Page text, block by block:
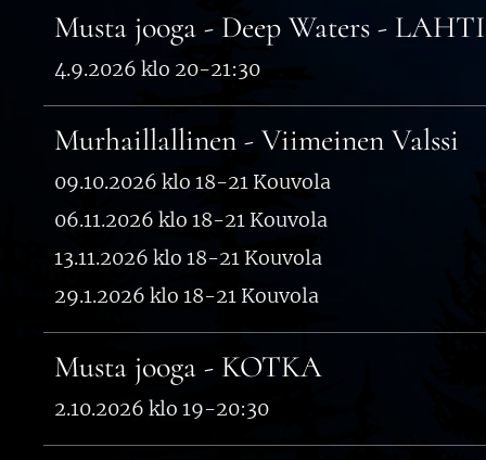
Musta jooga - Deep Waters - LAHTI
4.9.2026 klo 20-21:30
Murhaillallinen - Viimeinen Valssi
09.10.2026 klo 18-21 Kouvola
06.11.2026 klo 18-21 Kouvola
13.11.2026 klo 18-21 Kouvola
29.1.2026 klo 18-21 Kouvola
Musta jooga - KOTKA
2.10.2026 klo 19-20:30